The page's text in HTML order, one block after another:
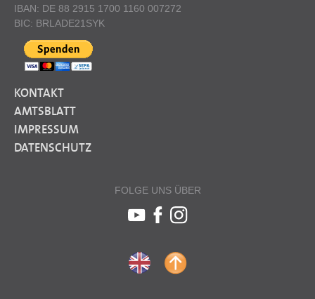
IBAN: DE 88 2915 1700 1160 007272
BIC: BRLADE21SYK
KONTAKT
AMTSBLATT
IMPRESSUM
DATENSCHUTZ
FOLGE UNS ÜBER